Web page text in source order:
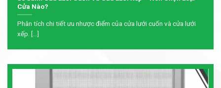
Cửa Nào?
Phân tích chi tiết ưu nhược điểm của cửa lưới cuốn và cửa lưới
xếp. [...]